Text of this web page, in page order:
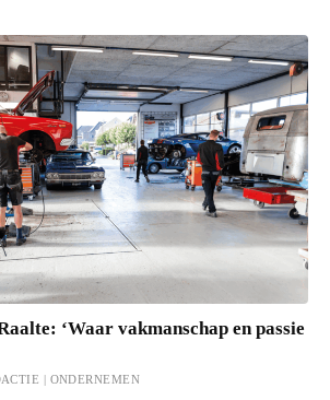
‘Waar vakmanschap en passie
| ONDERNEMEN